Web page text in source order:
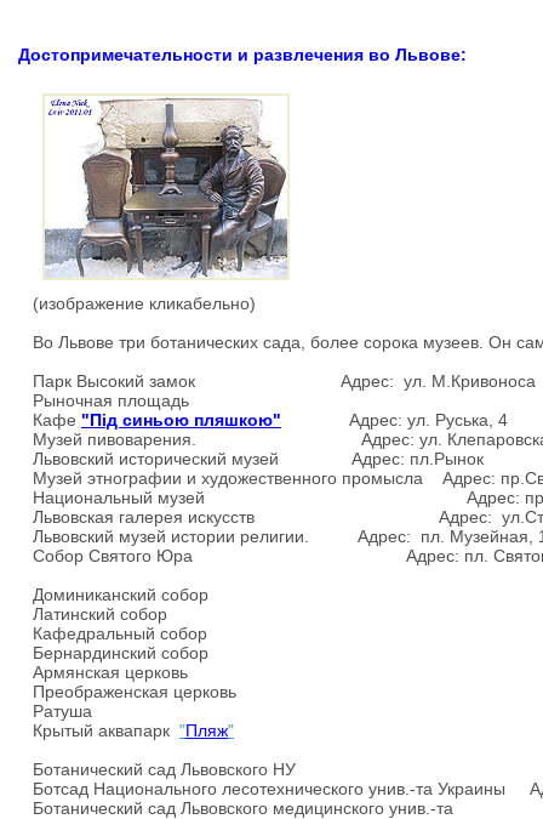
Достопримечательности и развлечения во Львове:
(изображение кликабельно)
Во Львове три ботанических сада, более сорока музеев. Он
Парк Высокий замок Адрес: ул. М.Кривоноса
Рыночная площадь
Кафе "Під синьою пляшкою" Адрес: ул. Руська, 4
Музей пивоварения. Адрес: ул.
Львовский исторический музей Адрес: пл.Рынок
Музей этнографии и художественного промысла Адрес:
Национальный музей Адрес:
Львовская галерея искусств Адрес:
Львовский музей истории религии. Адрес: пл. Музейная,
Собор Святого Юра Адрес: пл.
Доминиканский собор
Латинский собор
Кафедральный собор
Бернардинский собор
Армянская церковь
Преображенская церковь
Ратуша
Крытый аквапарк "Пляж"
Ботанический сад Львовского НУ
Ботсад Национального лесотехнического унив.-та Украины
Ботанический сад Львовского медицинского унив.-та